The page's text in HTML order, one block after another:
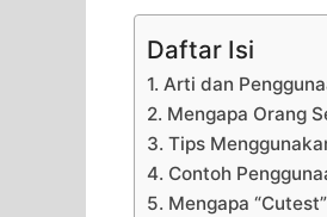
Daftar Isi
1. Arti dan
2. Mengapa Orang
3. Tips
4. Contoh
5. Mengapa